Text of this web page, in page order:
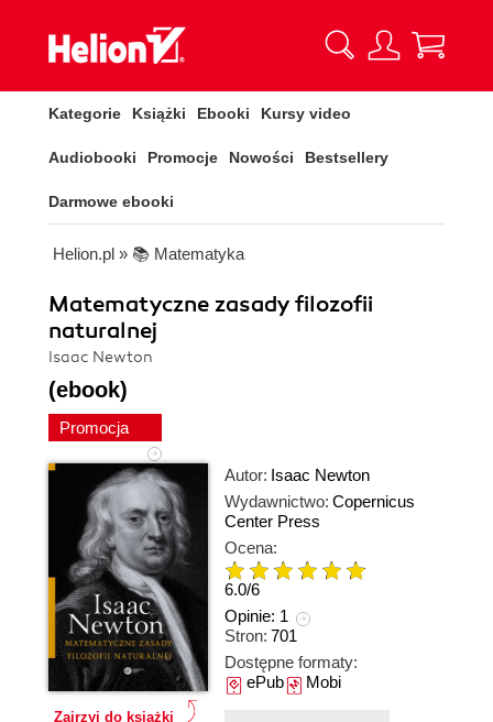
Kategorie Książki Ebooki Kursy video
Audiobooki Promocje Nowości Bestsellery
Darmowe ebooki
Helion.pl » 📚 Matematyka
Matematyczne zasady filozofii
naturalnej
Isaac Newton
(ebook)
Promocja
Zajrzyj do książki
Autor: Isaac Newton
Wydawnictwo: Copernicus
Center Press
Ocena:
6.0/6
Opinie: 1
Stron: 701
Dostępne formaty:
ePubMobi